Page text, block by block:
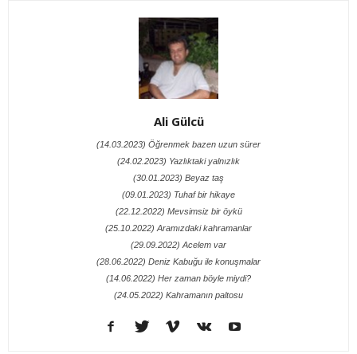
Ali Gülcü
(14.03.2023) Öğrenmek bazen uzun sürer
(24.02.2023) Yazlıktaki yalnızlık
(30.01.2023) Beyaz taş
(09.01.2023) Tuhaf bir hikaye
(22.12.2022) Mevsimsiz bir öykü
(25.10.2022) Aramızdaki kahramanlar
(29.09.2022) Acelem var
(28.06.2022) Deniz Kabuğu ile konuşmalar
(14.06.2022) Her zaman böyle miydi?
(24.05.2022) Kahramanın paltosu